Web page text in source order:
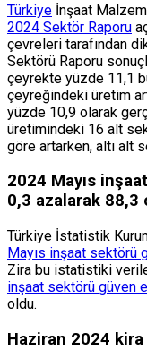
Türkiye İnşaat
2024 Sektör Raporu
çevreleri tarafından
Sektörü Raporu
çeyrekte yüzde 11,1
çeyreğindeki üretim
yüzde 10,9 olarak
üretimindeki 16 alt
göre artarken, altı alt
2024 Mayıs
0,3 azalarak 88,3
Türkiye İstatistik
Mayıs inşaat sektörü
Zira bu istatistiki
inşaat sektörü güven
oldu.
Haziran 2024